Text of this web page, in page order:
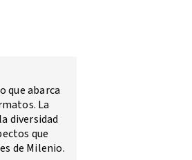
que abarca
La
diversidad
que
de Milenio.